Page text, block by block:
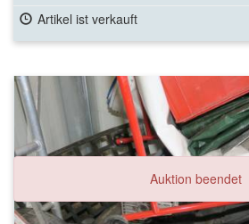
Artikel ist verkauft
Auktion beendet